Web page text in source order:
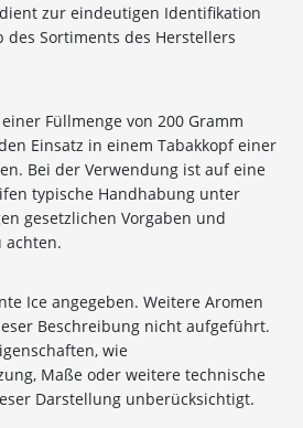
zur eindeutigen Identifikation
Sortiments des Herstellers
Füllmenge von 200 Gramm
Einsatz in einem Tabakkopf einer
Bei der Verwendung ist auf eine
typische Handhabung unter
gesetzlichen Vorgaben und
achten.
Ice angegeben. Weitere Aromen
Beschreibung nicht aufgeführt.
wie
Maße oder weitere technische
Darstellung unberücksichtigt.